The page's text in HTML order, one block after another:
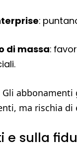
:
di massa:
ma rischia di
e sulla